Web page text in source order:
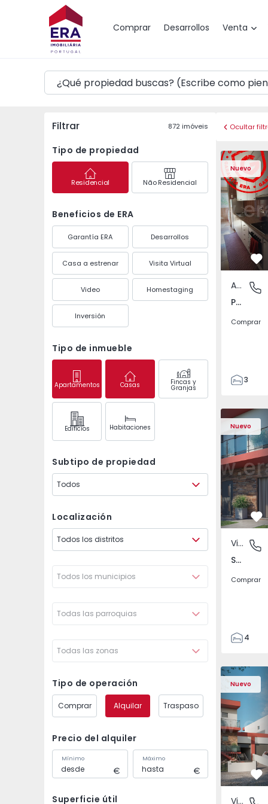
Comprar Desarrollos Venta
Mapa
Filtrar 872imóveis
Tipo de propiedad
Residencial Não Residencial
Beneficios de ERA
Garantía ERA Desarrollos
Casa a estrenar Visita Virtual
Video Homestaging
Inversión
Tipo de inmueble
Apartamentos Casas Fincas y
Granjas
Edifícios Habitaciones
Subtipo de propiedad
Todos
Localización
Todos los distritos
Todos los municipios
Todas las parroquias
Todas las zonas
Tipo de operación
Comprar Alquilar Traspaso
Precio del alquiler
Mínimo Máximo
Superficie útil
Ocultar
Nuevo
Apartamento T3
Apartamento
Pedrouços, Porto
Comprar
3
105
122
1
-1
Nuevo
São
Vivienda Pareada
São João das Lampas e Terrugem, Lisboa
Comprar
4
135
193
240
Nuevo
Vivienda Pareada
Vivienda
Vivienda Pareada